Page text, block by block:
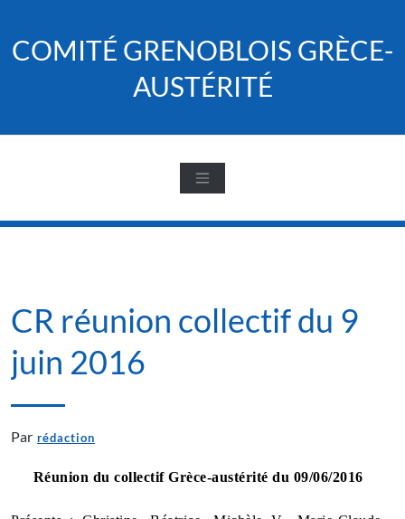
content
COMITÉ GRENOBLOIS GRÈCE-
AUSTÉRITÉ
CR réunion collectif du 9
juin 2016
Par rédaction
Réunion du collectif Grèce-austérité du 09/06/2016